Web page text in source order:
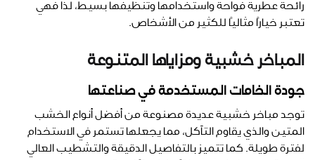
رائحة عطرية فواحة واستخدامها وتنظيفها بسيط، لذا فهي
تعتبر خيارًا مثاليًا للكثير من الأشخاص.
المباخر خشبية ومزاياها المتنوعة
جودة الخامات المستخدمة في صناعتها
توجد مباخر خشبية عديدة مصنوعة من أفضل أنواع الخشب
المتين والذي يقاوم التآكل، مما يجعلها تستمر في الاستخدام
لفترة طويلة. كما تتميز بالتفاصيل الدقيقة والتشطيب العالي